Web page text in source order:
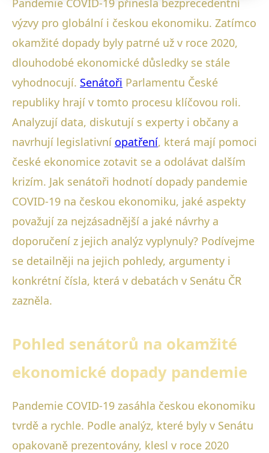
výzvy pro globální i českou ekonomiku. Zatímco
okamžité dopady byly patrné už v roce 2020,
dlouhodobé ekonomické důsledky se stále
vyhodnocují. Senátoři Parlamentu České
republiky hrají v tomto procesu klíčovou roli.
Analyzují data, diskutují s experty i občany a
navrhují legislativní opatření, která mají pomoci
české ekonomice zotavit se a odolávat dalším
krizím. Jak senátoři hodnotí dopady pandemie
COVID-19 na českou ekonomiku, jaké aspekty
považují za nejzásadnější a jaké návrhy a
doporučení z jejich analýz vyplynuly? Podívejme
se detailněji na jejich pohledy, argumenty i
konkrétní čísla, která v debatách v Senátu ČR
zazněla.
Pohled senátorů na okamžité
ekonomické dopady pandemie
Pandemie COVID-19 zasáhla českou ekonomiku
tvrdě a rychle. Podle analýz, které byly v Senátu
opakovaně prezentovány, klesl v roce 2020